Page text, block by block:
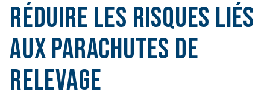
Réduire les risques liés
aux parachutes de
relevage